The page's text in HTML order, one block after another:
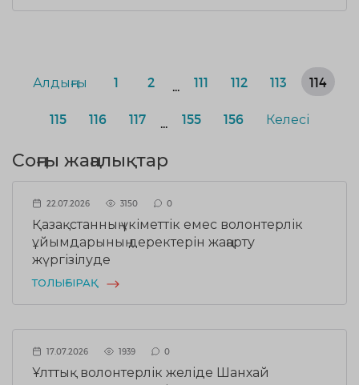
Алдыңғы 1 2 111 112 113 114
115 116 117 155 156 Келесі
Соңғы жаңалықтар
22.07.2026 3150 0
Қазақстанның үкіметтік емес волонтерлік
ұйымдарының деректерін жаңарту
жүргізілуде
ТОЛЫҒЫРАҚ
17.07.2026 1939 0
Ұлттық волонтерлік желіде Шанхай